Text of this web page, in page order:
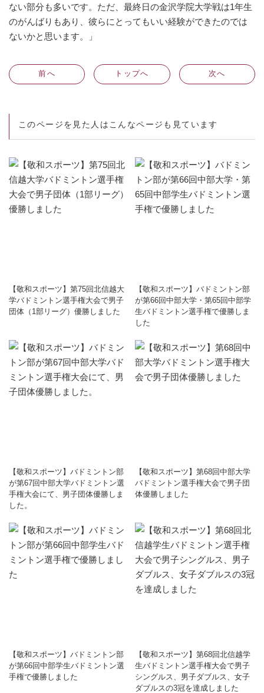
ない部分も多いです。ただ、最終日の金沢学院大学戦は1年生
のがんばりもあり、彼らにとってもいい経験ができたのでは
ないかと思います。」
前へ トップへ 次へ
このページを見た人はこんなページも見ています
【敬和スポーツ】第75回北信越大
学バドミントン選手権大会で男子
団体（1部リーグ）優勝しました
【敬和スポーツ】バドミントン部
が第66回中部大学・第65回中部学
生バドミントン選手権で優勝しま
した
【敬和スポーツ】バドミントン部
が第67回中部大学バドミントン選
手権大会にて、男子団体優勝しま
した。
【敬和スポーツ】第68回中部大学
バドミントン選手権大会で男子団
体優勝しました
【敬和スポーツ】バドミントン部
が第66回中部学生バドミントン選
手権で優勝しました
【敬和スポーツ】第68回北信越学
生バドミントン選手権大会で男子
シングルス、男子ダブルス、女子
ダブルスの3冠を達成しました